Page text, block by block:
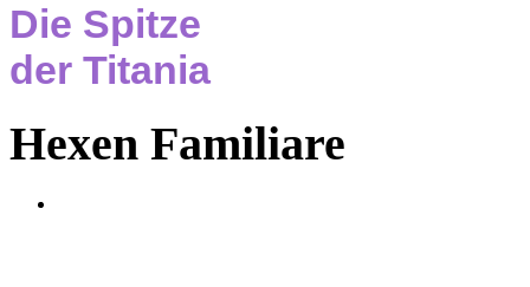
Die Spitze
der Titania
Hexen Familiare